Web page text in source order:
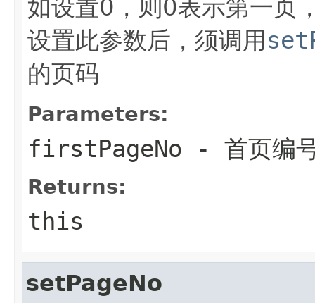
如设置0，则0表示第一页
设置此参数后，须调用
的页码
Parameters:
firstPageNo - 首页编
Returns:
this
setPageNo